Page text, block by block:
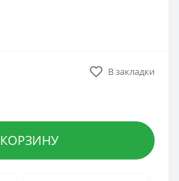
В закладки